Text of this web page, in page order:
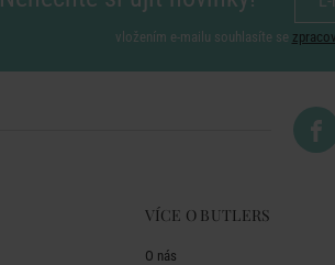
vložením e-mailu souhlasíte se
VÍCE O BUTLERS
O nás